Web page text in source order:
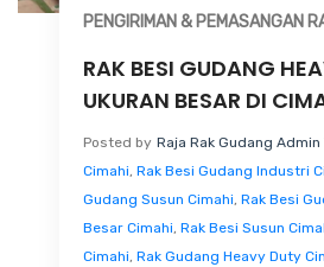
PENGIRIMAN & PEMASANGAN
RAK BESI GUDANG
UKURAN BESAR DI
Posted by Raja Rak Gudang Admin
Cimahi, Rak Besi Gudang Industri
Gudang Susun Cimahi, Rak Besi
Besar Cimahi, Rak Besi Susun
Cimahi, Rak Gudang Heavy Duty